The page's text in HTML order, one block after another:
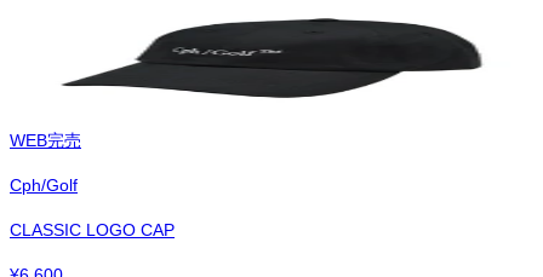
WEB完売
Cph/Golf
CLASSIC LOGO CAP